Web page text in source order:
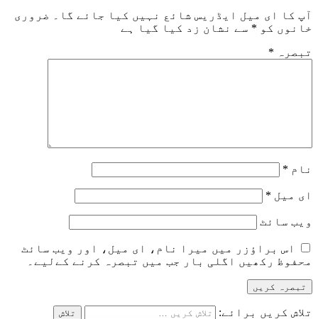
آپ کا ای میل ایڈریس شائع نہیں کیا جائے گا۔
ضروری
خانوں کو * سے نشان زد کیا گیا ہے
تبصرہ *
نام *
ای میل *
ویب‌ سائٹ
اس براؤزر میں میرا نام، ای میل، اور ویب سائٹ
محفوظ رکھیں اگلی بار جب میں تبصرہ کرنے کےلیے۔
تلاش کریں برائے: